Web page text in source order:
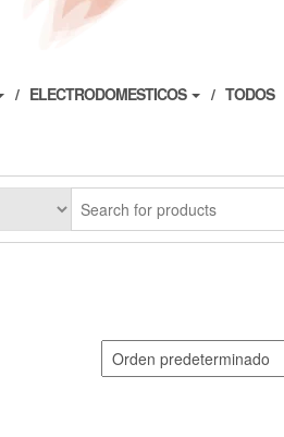
ELECTRODOMESTICOS TODOS